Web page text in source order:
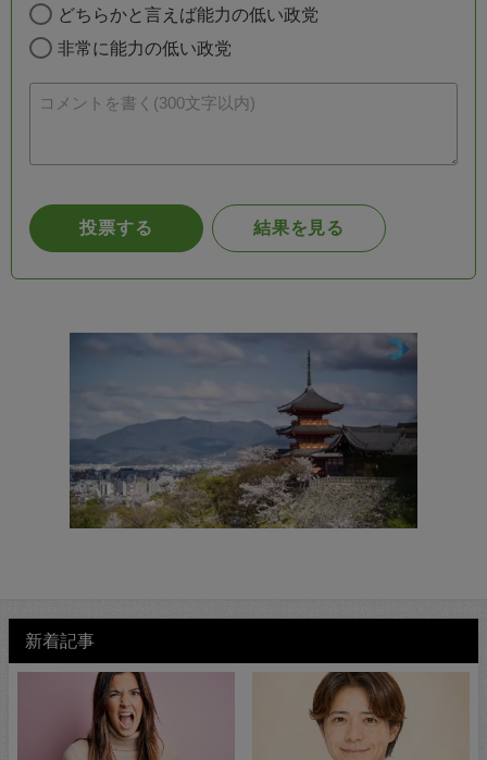
新着記事